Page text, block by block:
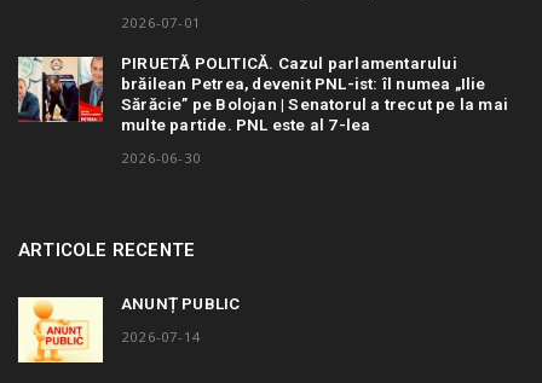
2026-07-01
PIRUETĂ POLITICĂ. Cazul parlamentarului
brăilean Petrea, devenit PNL-ist: îl numea „Ilie
Sărăcie” pe Bolojan | Senatorul a trecut pe la mai
multe partide. PNL este al 7-lea
2026-06-30
ARTICOLE RECENTE
ANUNȚ PUBLIC
2026-07-14